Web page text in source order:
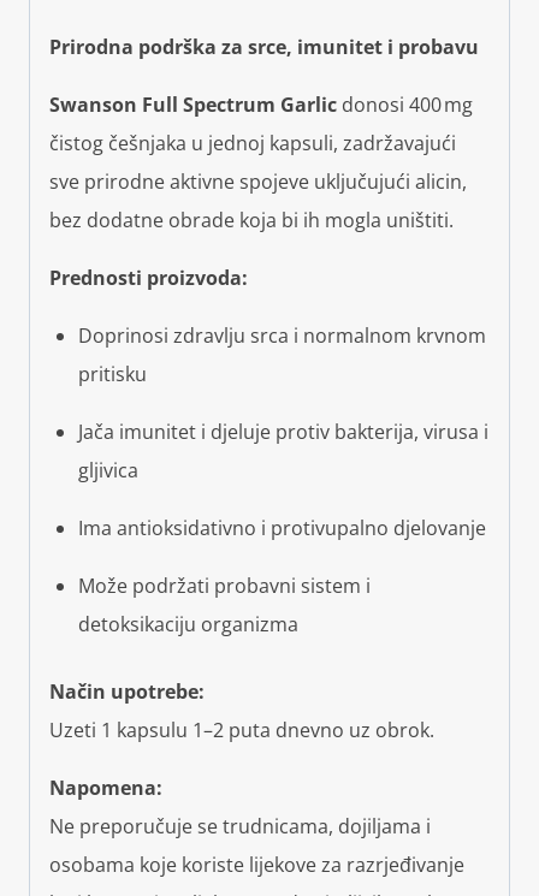
Prirodna podrška za srce, imunitet i probavu
Swanson Full Spectrum Garlic donosi 400 mg
čistog češnjaka u jednoj kapsuli, zadržavajući
sve prirodne aktivne spojeve uključujući alicin,
bez dodatne obrade koja bi ih mogla uništiti.
Prednosti proizvoda:
Doprinosi zdravlju srca i normalnom krvnom
pritisku
Jača imunitet i djeluje protiv bakterija, virusa i
gljivica
Ima antioksidativno i protivupalno djelovanje
Može podržati probavni sistem i
detoksikaciju organizma
Način upotrebe:
Uzeti 1 kapsulu 1–2 puta dnevno uz obrok.
Napomena:
Ne preporučuje se trudnicama, dojiljama i
osobama koje koriste lijekove za razrjeđivanje